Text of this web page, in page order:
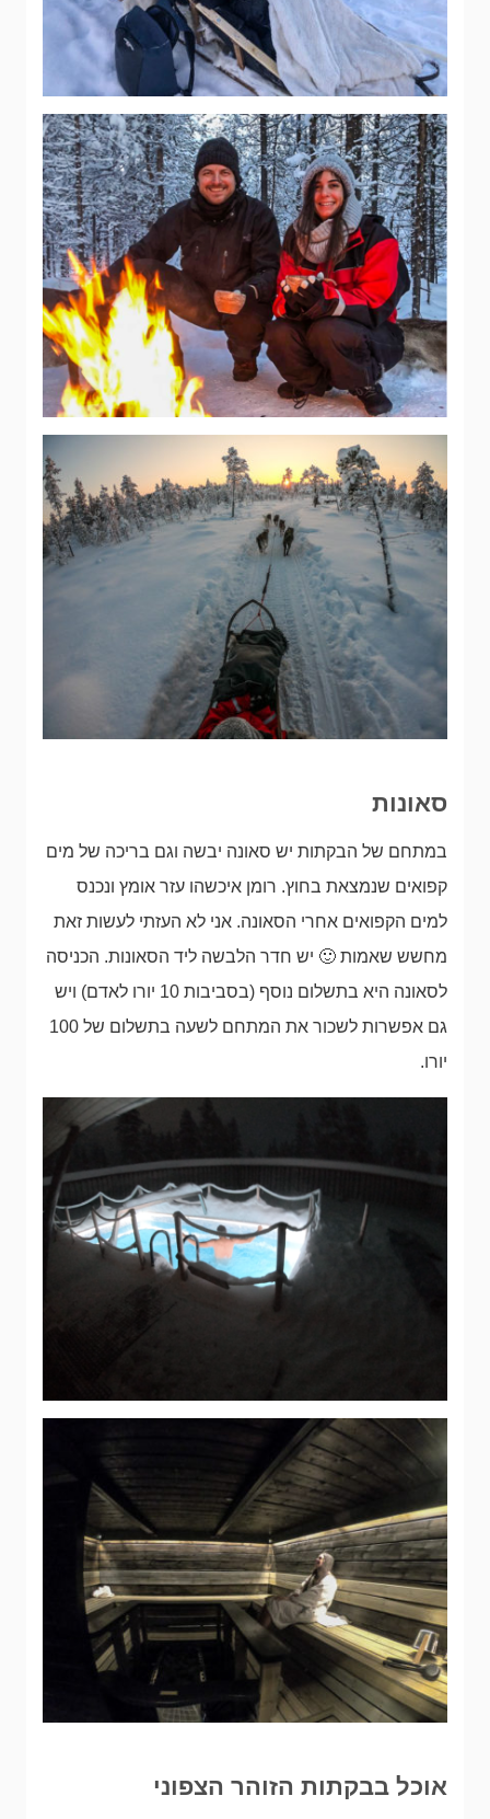
סאונות
במתחם של הבקתות יש סאונה יבשה וגם בריכה של מים
קפואים שנמצאת בחוץ. רומן איכשהו עזר אומץ ונכנס
למים הקפואים אחרי הסאונה. אני לא העזתי לעשות זאת
מחשש שאמות 🙂 יש חדר הלבשה ליד הסאונות. הכניסה
לסאונה היא בתשלום נוסף (בסביבות 10 יורו לאדם) ויש
גם אפשרות לשכור את המתחם לשעה בתשלום של 100
יורו.
אוכל בבקתות הזוהר הצפוני